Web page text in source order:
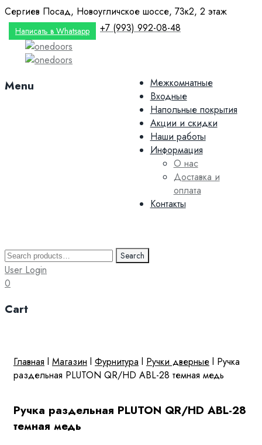
Сергиев Посад, Новоугличское шоссе, 73к2, 2 этаж
Написать в Whatsapp +7 (993) 992-08-48
Menu
content
Межкомнатные
Входные
Напольные покрытия
Акции и скидки
Наши работы
Информация
О нас
Доставка и
оплата
Контакты
Search
for:
Search
User Login
0
Cart
Ручка раздельная PLUTON QR/HD ABL-28
темная медь
Главная l Магазин l Фурнитура l Ручки дверные l Ручка
раздельная PLUTON QR/HD ABL-28 темная медь